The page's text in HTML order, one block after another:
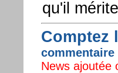
qu'il
Comptez
commentaire
News ajoutée